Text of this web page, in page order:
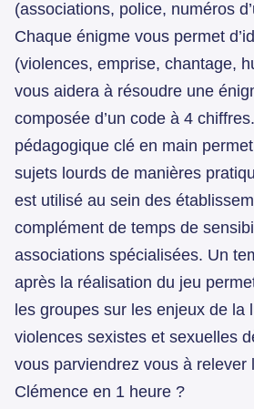
(associations, police, numéros
Chaque énigme vous permet
(violences, emprise, chantage,
vous aidera à résoudre une
composée d’un code à 4
pédagogique clé en main
sujets lourds de manières
est utilisé au sein des
complément de temps de
associations spécialisées. Un
après la réalisation du jeu
les groupes sur les enjeux de la
violences sexistes et sexuelles
vous parviendrez vous à relever
Clémence en 1 heure ?